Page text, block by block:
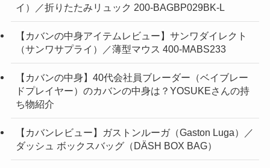
イ）／折りたたみリュック 200-BAGBP029BK-L
【カバンの中身アイテムレビュー】サンワダイレクト
（サンワサプライ）／薄型マウス 400-MABS233
【カバンの中身】40代会社員ブレーダー（ベイブレー
ドプレイヤー）のカバンの中身は？YOSUKEさんの持
ち物紹介
【カバンレビュー】ガストンルーガ（Gaston Luga）／
ダッシュ ボックスバッグ（DÄSH BOX BAG）